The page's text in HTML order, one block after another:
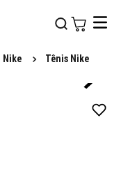
Nike
Tênis Nike